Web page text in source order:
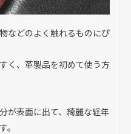
などのよく触れるものにぴ
く、革製品を初めて使う方
が表面に出て、綺麗な経年
。